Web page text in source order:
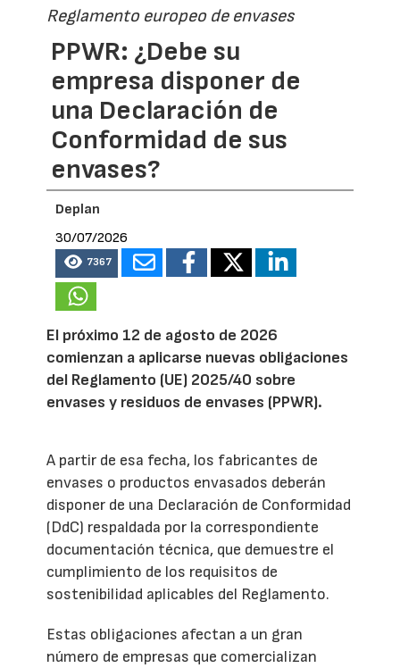
Reglamento europeo de envases
PPWR: ¿Debe su
empresa disponer de
una Declaración de
Conformidad de sus
envases?
Deplan
30/07/2026
7367
El próximo 12 de agosto de 2026
comienzan a aplicarse nuevas obligaciones
del Reglamento (UE) 2025/40 sobre
envases y residuos de envases (PPWR).
A partir de esa fecha, los fabricantes de
envases o productos envasados deberán
disponer de una Declaración de Conformidad
(DdC) respaldada por la correspondiente
documentación técnica, que demuestre el
cumplimiento de los requisitos de
sostenibilidad aplicables del Reglamento.
Estas obligaciones afectan a un gran
número de empresas que comercializan